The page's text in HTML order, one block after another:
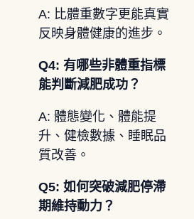
A: 比體重數字更能真實
反映身體健康的進步。
Q4: 有哪些非體重指標
能判斷減肥成功？
A: 體態變化、體能提
升、健檢數據、睡眠品
質改善。
Q5: 如何突破減肥停滯
期維持動力？